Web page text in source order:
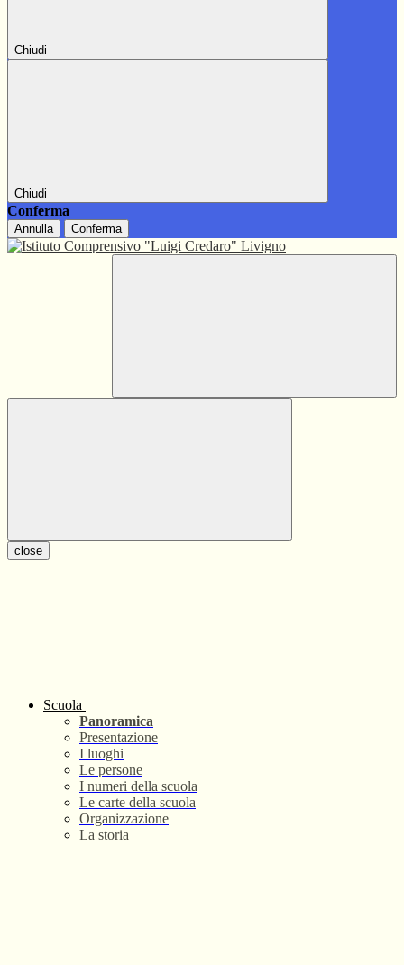
Chiudi
Chiudi
Conferma
Annulla Conferma
close
Scuola
Panoramica
Presentazione
I luoghi
Le persone
I numeri della scuola
Le carte della scuola
Organizzazione
La storia